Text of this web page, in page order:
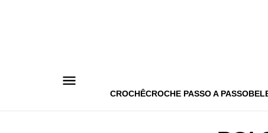
CROCHÊCROCHE PASSO A PASSO